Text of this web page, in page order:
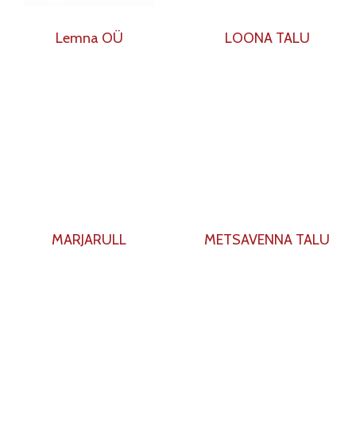
Lemna OÜ LOONA TALU
MARJARULL METSAVENNA TALU